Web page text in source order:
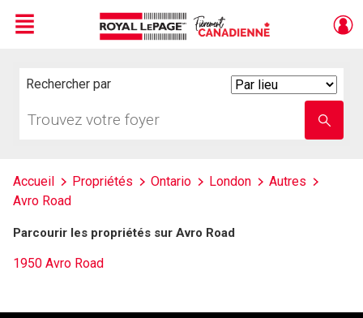
Menu
Rechercher par
votre
nom
Accueil Propriétés Ontario London
Autres
Avro Road
Parcourir les propriétés sur Avro Road
1950 Avro Road